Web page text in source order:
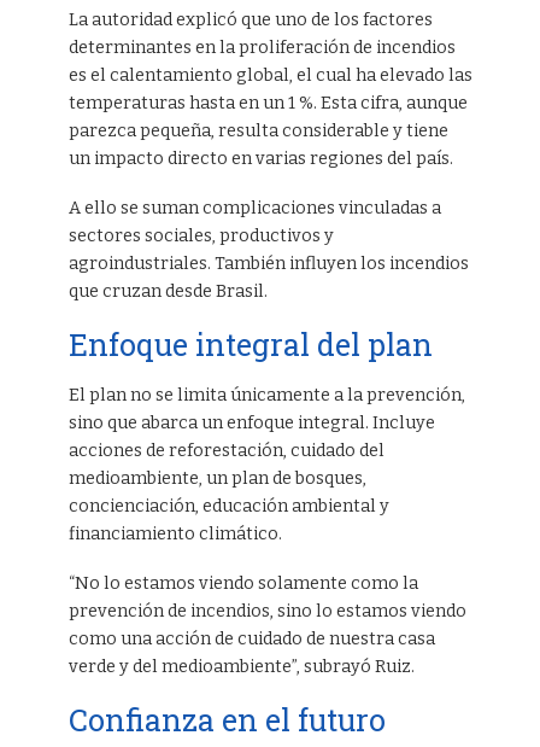
La autoridad explicó que uno de los factores
determinantes en la proliferación de incendios
es el calentamiento global, el cual ha elevado las
temperaturas hasta en un 1 %. Esta cifra, aunque
parezca pequeña, resulta considerable y tiene
un impacto directo en varias regiones del país.
A ello se suman complicaciones vinculadas a
sectores sociales, productivos y
agroindustriales. También influyen los incendios
que cruzan desde Brasil.
Enfoque integral del plan
El plan no se limita únicamente a la prevención,
sino que abarca un enfoque integral. Incluye
acciones de reforestación, cuidado del
medioambiente, un plan de bosques,
concienciación, educación ambiental y
financiamiento climático.
“No lo estamos viendo solamente como la
prevención de incendios, sino lo estamos viendo
como una acción de cuidado de nuestra casa
verde y del medioambiente”, subrayó Ruiz.
Confianza en el futuro